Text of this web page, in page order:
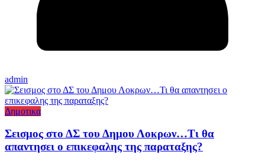
admin
Δημοτικα
Σεισμος στο ΔΣ του Δημου Λοκρων…Τι θα
απαντησει ο επικεφαλης της παραταξης?